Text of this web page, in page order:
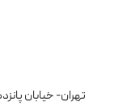
تهران- خیابان